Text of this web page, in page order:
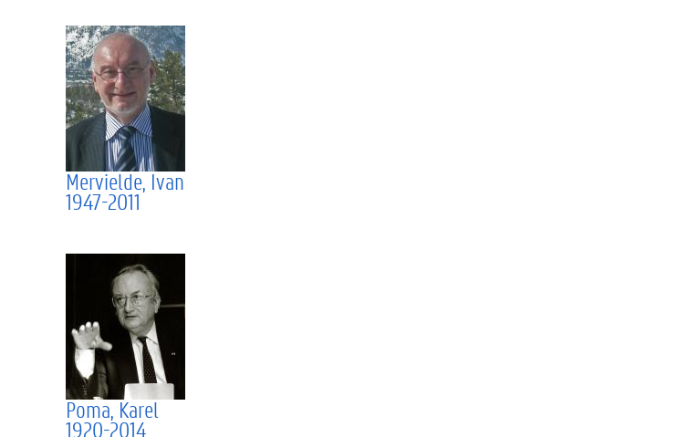
Mervielde, Ivan
1947-2011
Poma, Karel
1920-2014